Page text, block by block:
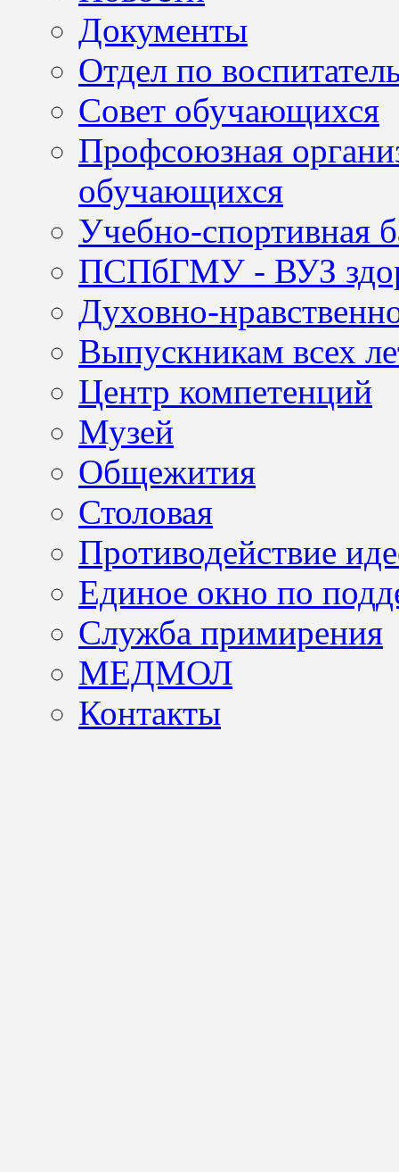
Документы
Отдел по
Совет обучающихся
Профсоюзная
обучающихся
Учебно-спортивная
ПСПбГМУ - ВУЗ
Духовно-
Выпускникам всех
Центр компетенций
Музей
Общежития
Столовая
Противодействие
Единое окно по
Служба примирения
МЕДМОЛ
Контакты